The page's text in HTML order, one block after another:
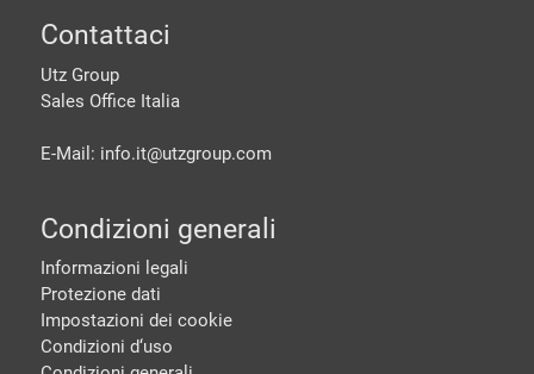
piè di pagine
Contattaci
Utz Group
Sales Office Italia
E-Mail: info.it@utzgroup.com
Condizioni generali
Informazioni legali
Protezione dati
Impostazioni dei cookie
Condizioni d‘uso